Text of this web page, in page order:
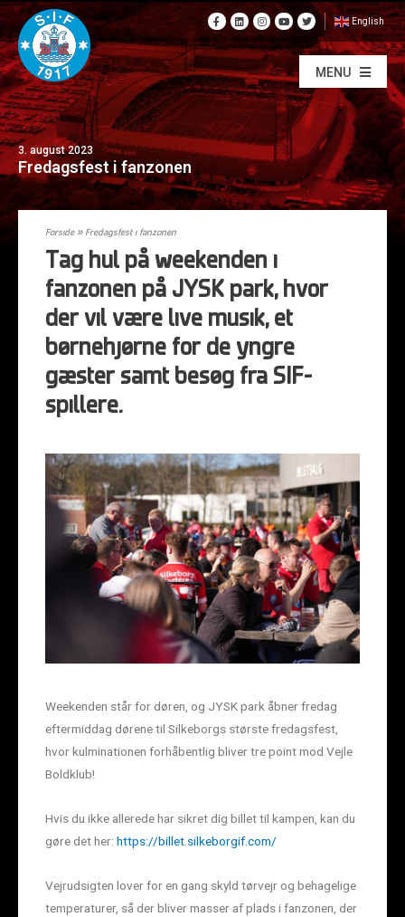
English
MENU
3. august 2023
Fredagsfest i fanzonen
Forside»Fredagsfest i fanzonen
Tag hul på weekenden i
fanzonen på JYSK park, hvor
der vil være live musik, et
børnehjørne for de yngre
gæster samt besøg fra SIF-
spillere.
Weekenden står for døren, og JYSK park åbner fredag
eftermiddag dørene til Silkeborgs største fredagsfest,
hvor kulminationen forhåbentlig bliver tre point mod Vejle
Boldklub!
Hvis du ikke allerede har sikret dig billet til kampen, kan du
gøre det her: https://billet.silkeborgif.com/
Vejrudsigten lover for en gang skyld tørvejr og behagelige
temperaturer, så der bliver masser af plads i fanzonen, der